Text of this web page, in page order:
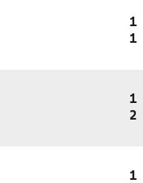
1
1
1
2
1